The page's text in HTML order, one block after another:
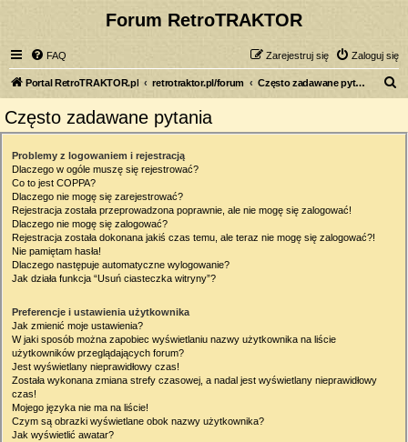
Forum RetroTRAKTOR
FAQ Zaloguj się
Zarejestruj się
Portal RetroTRAKTOR.pl retrotraktor.pl/forum Często zadawane pytania
Często zadawane pytania
Problemy z logowaniem i rejestracją
Dlaczego w ogóle muszę się rejestrować?
Co to jest COPPA?
Dlaczego nie mogę się zarejestrować?
Rejestracja została przeprowadzona poprawnie, ale nie mogę się zalogować!
Dlaczego nie mogę się zalogować?
Rejestracja została dokonana jakiś czas temu, ale teraz nie mogę się zalogować?!
Nie pamiętam hasła!
Dlaczego następuje automatyczne wylogowanie?
Jak działa funkcja “Usuń ciasteczka witryny”?
Preferencje i ustawienia użytkownika
Jak zmienić moje ustawienia?
W jaki sposób można zapobiec wyświetlaniu nazwy użytkownika na liście
użytkowników przeglądających forum?
Jest wyświetlany nieprawidłowy czas!
Została wykonana zmiana strefy czasowej, a nadal jest wyświetlany nieprawidłowy
czas!
Mojego języka nie ma na liście!
Czym są obrazki wyświetlane obok nazwy użytkownika?
Jak wyświetlić awatar?